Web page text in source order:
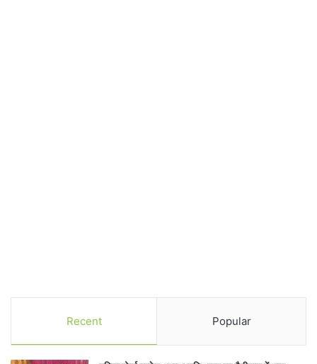
Recent Popular